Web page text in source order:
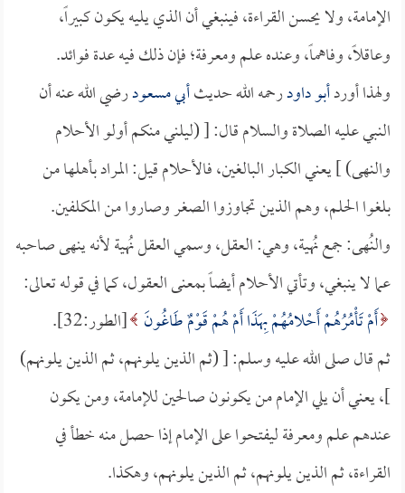
الإمامة، ولا يحسن القراءة، فينبغي أن الذي يليه يكون كبيراً،
وعاقلاً، وفاهماً، وعنده علم ومعرفة؛ فإن ذلك فيه عدة فوائد.
ولهذا أوردأبو داودرحمه الله حديثأبي مسعودرضي الله عنه أن
النبي عليه الصلاة والسلام قال: [ (ليلني منكم أولو الأحلام
والنهى) ] يعني الكبار البالغين، فالأحلام قيل: المراد بأهلها من
بلغوا الحلم، وهم الذين تجاوزوا الصغر وصاروا من المكلفين.
والنُهى: جمع نُهية، وهي: العقل، وسمي العقل نُهية لأنه ينهى صاحبه
عما لا ينبغي، وتأتي الأحلام أيضاً بمعنى العقول، كما في قوله تعالى:
أَمْ تَأْمُرُهُمْ أَحْلامُهُمْ بِهَذَا أَمْ هُمْ قَوْمٌ طَاغُونَ [الطور:32].
ثم قال صلى الله عليه وسلم: [ (ثم الذين يلونهم، ثم الذين يلونهم)
]، يعني أن يلي الإمام من يكونون صالحين للإمامة، ومن يكون
عندهم علم ومعرفة ليفتحوا على الإمام إذا حصل منه خطأ في
القراءة، ثم الذين يلونهم، ثم الذين يلونهم، وهكذا.